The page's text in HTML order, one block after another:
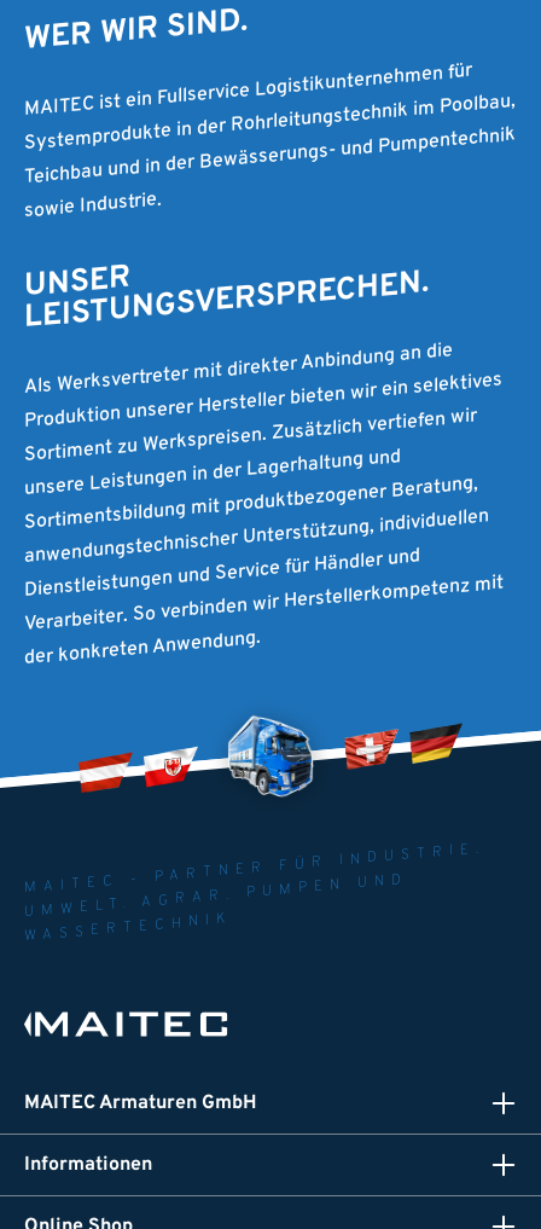
WER WIR SIND.
MAITEC ist ein Fullservice Logistikunternehmen für
Systemprodukte in der Rohrleitungstechnik im Poolbau,
Teichbau und in der Bewässerungs- und Pumpentechnik
sowie Industrie.
UNSER
LEISTUNGSVERSPRECHEN.
Als Werksvertreter mit direkter Anbindung an die
Produktion unserer Hersteller bieten wir ein selektives
Sortiment zu Werkspreisen. Zusätzlich vertiefen wir
unsere Leistungen in der Lagerhaltung und
Sortimentsbildung mit produktbezogener Beratung,
anwendungstechnischer Unterstützung, individuellen
Dienstleistungen und Service für Händler und
Verarbeiter. So verbinden wir Herstellerkompetenz mit
der konkreten Anwendung.
MAITEC - PARTNER FÜR INDUSTRIE.
UMWELT. AGRAR. PUMPEN UND
WASSERTECHNIK
MAITEC Armaturen GmbH
Informationen